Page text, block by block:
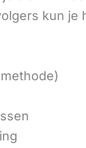
kun je